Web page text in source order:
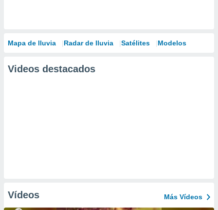
Mapa de lluvia Radar de lluvia Satélites Modelos
Videos destacados
Vídeos Más Vídeos